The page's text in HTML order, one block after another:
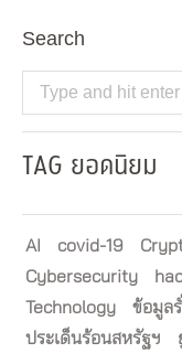
Search
Search:
TAG ยอดนิยม
AI covid-19
Cybersecurity
Technology
ข้อมูล
ประเด็นร้อนสหรัฐฯ